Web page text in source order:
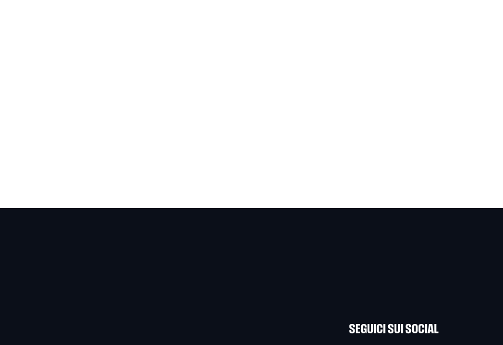
SEGUICI SUI SOCIAL